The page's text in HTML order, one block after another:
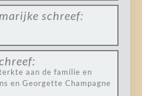
schreef:
aan de familie en
en Georgette Champagne